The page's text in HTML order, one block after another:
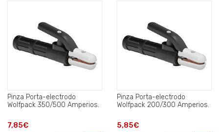
Pinza Porta-electrodo
Wolfpack 350/500 Amperios.
7,85€
Pinza Porta-electrodo
Wolfpack 200/300 Amperios.
5,85€